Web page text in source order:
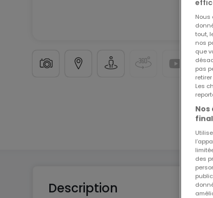
(DE)
Description
Nous
tout,
nos
que
pas
Les
des